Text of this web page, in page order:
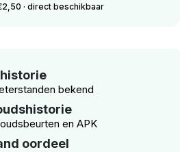
· direct beschikbaar
bekend
en APK
oordeel